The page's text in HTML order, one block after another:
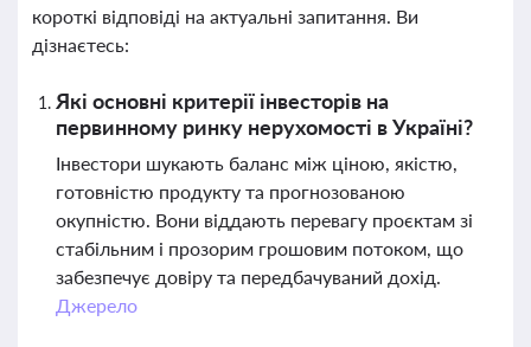
короткі відповіді на актуальні запитання. Ви
дізнаєтесь:
Які основні критерії інвесторів на
первинному ринку нерухомості в Україні?
Інвестори шукають баланс між ціною, якістю,
готовністю продукту та прогнозованою
окупністю. Вони віддають перевагу проєктам зі
стабільним і прозорим грошовим потоком, що
забезпечує довіру та передбачуваний дохід.
Джерело